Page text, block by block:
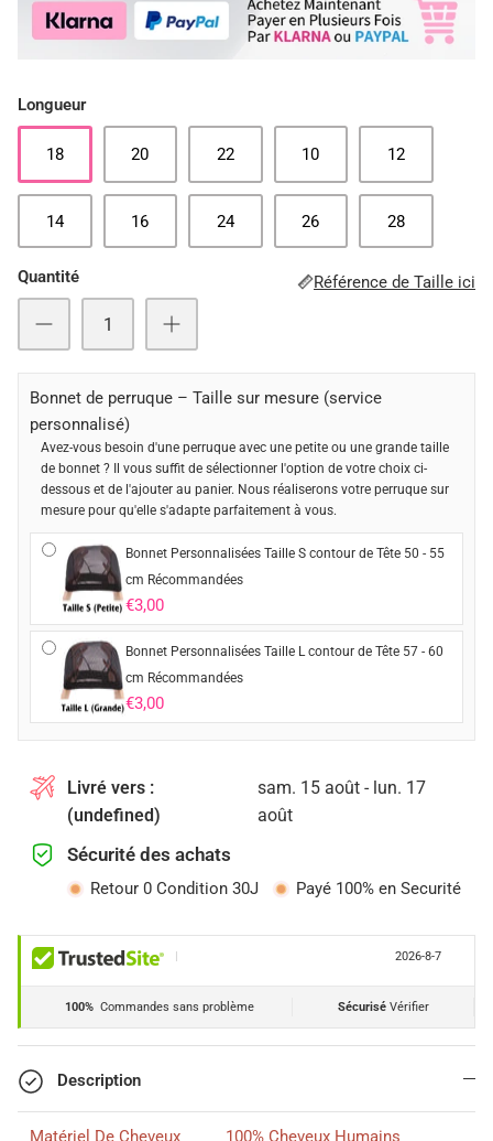
Longueur
18 20 22 10 12
14 16 24 26 28
Quantité Référence de Taille ici
Bonnet de perruque – Taille sur mesure (service
personnalisé)
Avez-vous besoin d'une perruque avec une petite ou une grande taille
de bonnet ? Il vous suffit de sélectionner l'option de votre choix ci-
dessous et de l'ajouter au panier. Nous réaliserons votre perruque sur
mesure pour qu'elle s'adapte parfaitement à vous.
Bonnet Personnalisées Taille S contour de Tête 50 - 55
cm Récommandées
€3,00
Bonnet Personnalisées Taille L contour de Tête 57 - 60
cm Récommandées
€3,00
Livré vers :
(undefined)
sam. 15 août - lun. 17
août
Sécurité des achats
Retour 0 Condition 30J Payé 100% en Securité
2026-8-7
100% Commandes sans problème SécuriséVérifier
Description
Matériel De Cheveux 100% Cheveux Humains